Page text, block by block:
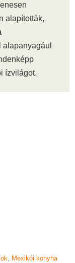
alapították,
ízvilágot.
, Mexikói konyha